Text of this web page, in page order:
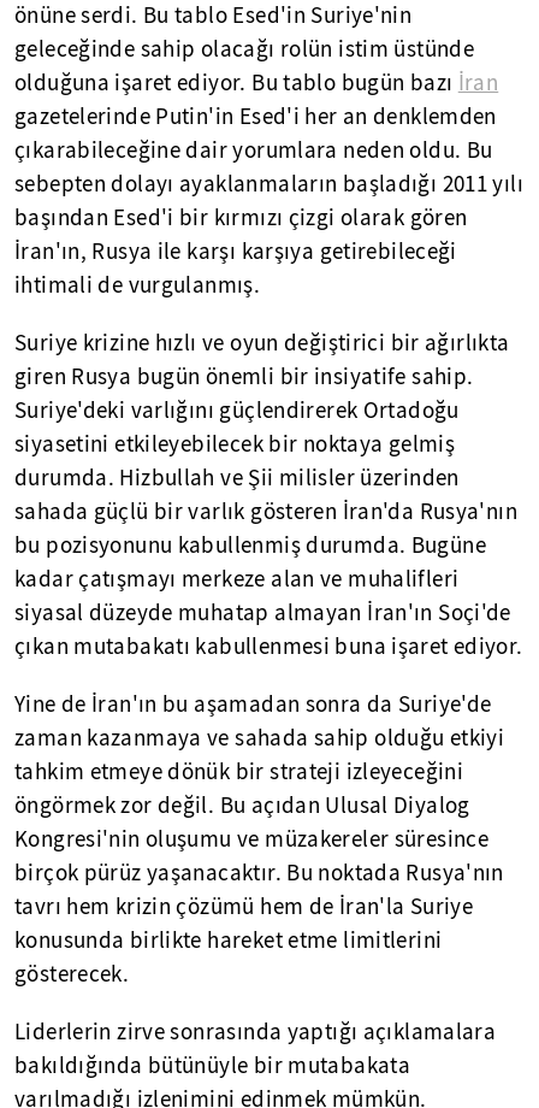
önüne serdi. Bu tablo Esed'in Suriye'nin
geleceğinde sahip olacağı rolün istim üstünde
olduğuna işaret ediyor. Bu tablo bugün bazı İran
gazetelerinde Putin'in Esed'i her an denklemden
çıkarabileceğine dair yorumlara neden oldu. Bu
sebepten dolayı ayaklanmaların başladığı 2011 yılı
başından Esed'i bir kırmızı çizgi olarak gören
İran'ın, Rusya ile karşı karşıya getirebileceği
ihtimali de vurgulanmış.
Suriye krizine hızlı ve oyun değiştirici bir ağırlıkta
giren Rusya bugün önemli bir insiyatife sahip.
Suriye'deki varlığını güçlendirerek Ortadoğu
siyasetini etkileyebilecek bir noktaya gelmiş
durumda. Hizbullah ve Şii milisler üzerinden
sahada güçlü bir varlık gösteren İran'da Rusya'nın
bu pozisyonunu kabullenmiş durumda. Bugüne
kadar çatışmayı merkeze alan ve muhalifleri
siyasal düzeyde muhatap almayan İran'ın Soçi'de
çıkan mutabakatı kabullenmesi buna işaret ediyor.
Yine de İran'ın bu aşamadan sonra da Suriye'de
zaman kazanmaya ve sahada sahip olduğu etkiyi
tahkim etmeye dönük bir strateji izleyeceğini
öngörmek zor değil. Bu açıdan Ulusal Diyalog
Kongresi'nin oluşumu ve müzakereler süresince
birçok pürüz yaşanacaktır. Bu noktada Rusya'nın
tavrı hem krizin çözümü hem de İran'la Suriye
konusunda birlikte hareket etme limitlerini
gösterecek.
Liderlerin zirve sonrasında yaptığı açıklamalara
bakıldığında bütünüyle bir mutabakata
varılmadığı izlenimini edinmek mümkün.